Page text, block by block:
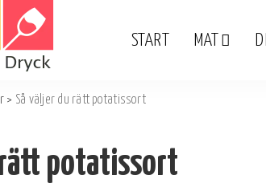
START MAT
> Så väljer du rätt potatissort
potatissort